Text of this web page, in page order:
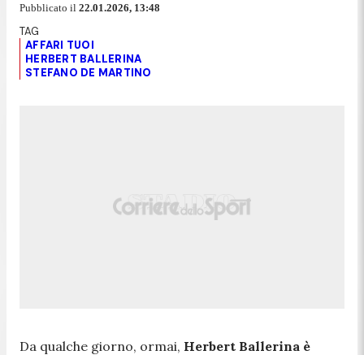
Pubblicato il 22.01.2026, 13:48
AFFARI TUOI
HERBERT BALLERINA
STEFANO DE MARTINO
Da qualche giorno, ormai, Herbert Ballerina è